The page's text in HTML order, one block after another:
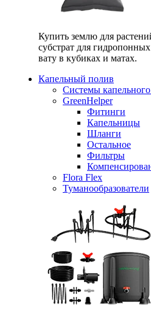
Купить землю для
субстрат для
вату в кубиках и матах.
Капельный полив
Системы
GreenHelper
Фитинги
Капельницы
Шланги
Остальное
Фильтры
Flora Flex
Туманообразователи